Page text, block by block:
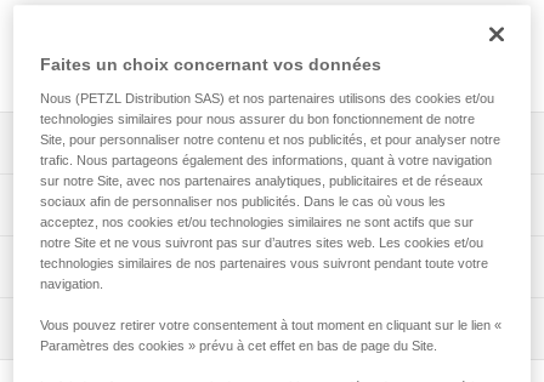
piton. Entièrement modulable, le piolet peut être optimisé en
fonction de la course.
Descriptif
Efficacité d’ancrage quel que soit le type de glaces :
- géométrie et équilibre parfaits du piolet procurant un
swing exceptionnel,
- crochetages facilités, grâce au galbe sous tête,
- lame PUR'ICE, affinée en bout (3 mm), offrant une
excellente pénétration dans toutes les glaces, y compris
dans les glaces les plus dures. Crantée sur la partie
Spécifications techniques
Type de lames: 1
Type de manches: 2
Matière(s): aluminium, acier, plastique renforcé de fibres
de verre
Informations techniques
Télécharger le pdf technical-notice-
COMM_PIOLETS_TECH-1
Inspection
Faites un choix concernant vos données
Nous (PETZL Distribution SAS) et nos partenaires utilisons des cookies et/ou
technologies similaires pour nous assurer du bon fonctionnement de notre
Site, pour personnaliser notre contenu et nos publicités, et pour analyser notre
trafic. Nous partageons également des informations, quant à votre navigation
sur notre Site, avec nos partenaires analytiques, publicitaires et de réseaux
sociaux afin de personnaliser nos publicités. Dans le cas où vous les
acceptez, nos cookies et/ou technologies similaires ne sont actifs que sur
notre Site et ne vous suivront pas sur d’autres sites web. Les cookies et/ou
technologies similaires de nos partenaires vous suivront pendant toute votre
navigation.
Vous pouvez retirer votre consentement à tout moment en cliquant sur le lien «
Paramètres des cookies » prévu à cet effet en bas de page du Site.